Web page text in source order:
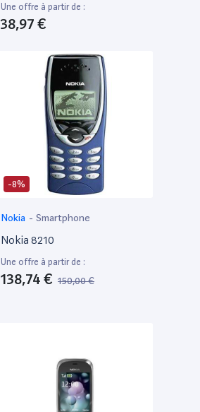
Une offre à partir de :
38,97 €
-8%
Nokia - Smartphone
Nokia 8210
Une offre à partir de :
138,74 € 150,00 €